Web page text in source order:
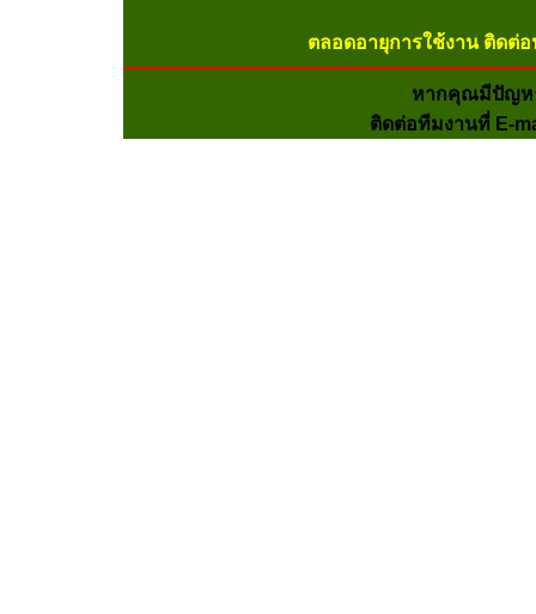
ตลอดอายุการใช้งาน ติดต่
หากคุณมีปัญห
ติดต่อทีมงานที่ E-